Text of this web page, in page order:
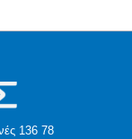
136 78